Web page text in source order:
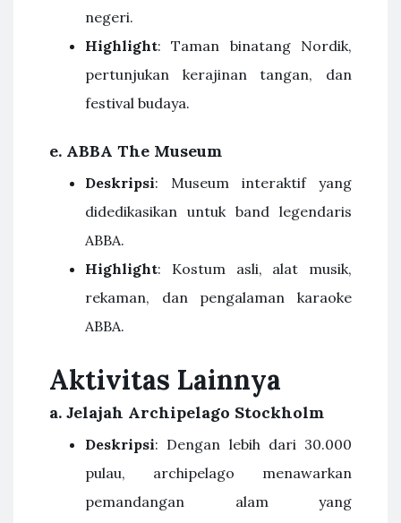
negeri.
Highlight: Taman binatang Nordik,
pertunjukan kerajinan tangan, dan
festival budaya.
e. ABBA The Museum
Deskripsi: Museum interaktif yang
didedikasikan untuk band legendaris
ABBA.
Highlight: Kostum asli, alat musik,
rekaman, dan pengalaman karaoke
ABBA.
Aktivitas Lainnya
a. Jelajah Archipelago Stockholm
Deskripsi: Dengan lebih dari 30.000
pulau, archipelago menawarkan
pemandangan alam yang